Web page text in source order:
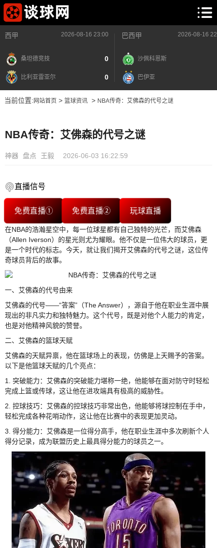
西甲 2026-08-16 23:00
桑坦德竞技 0
比利亚雷亚尔 0
巴西甲 2026-08-16
沙佩科恩斯
巴伊亚
当前位置: 网站首页> 篮球资讯> NBA传奇：艾佛森的代号之谜
NBA传奇：艾佛森的代号之谜
神器 盘点 王毅 2026-06-03 16:22:59
直播信号
免费直播① 免费直播② 玩球直播
在NBA的浩瀚星空中，每一位球星都有自己独特的光芒，而艾佛森
（Allen Iverson）的星光则尤为耀眼。他不仅是一位伟大的球员，更
是一个时代的标志。今天，就让我们揭开艾佛森的代号之谜，这位传
奇球员背后的故事。
一、艾佛森的代号由来
艾佛森的代号——“答案”（The Answer），源自于他在职业生涯中展
现出的非凡实力和独特魅力。这个代号，既是对他个人能力的肯定，
也是对他精神风貌的赞誉。
二、艾佛森的篮球天赋
艾佛森的天赋异禀，他在篮球场上的表现，仿佛是上天赐予的答案。
以下是他篮球天赋的几个亮点：
1. 突破能力：艾佛森的突破能力堪称一绝，他能够在面对防守时轻松
完成上篮或传球，这让他在进攻端具有极高的威胁性。
2. 控球技巧：艾佛森的控球技巧非常出色，他能够将球控制在手中，
轻松完成各种花哨动作，这让他在比赛中的表现更加灵动。
3. 得分能力：艾佛森是一位得分高手，他在职业生涯中多次刷新个人
得分记录，成为联盟历史上最具得分能力的球员之一。